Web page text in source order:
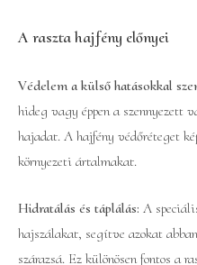
A raszta hajfény előnyei
Védelem a külső hatásokkal
hideg vagy éppen a szennyezett
hajadat. A hajfény védőréteget
környezeti ártalmakat.
Hidratálás és táplálás: A
hajszálakat, segítve azokat
szárazsá. Ez különösen fontos a